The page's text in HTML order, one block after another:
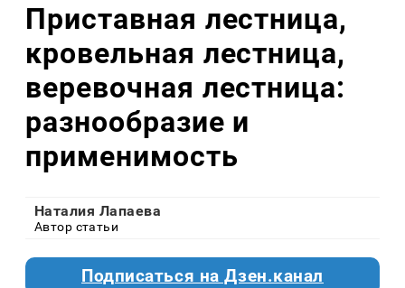
Приставная лестница,
кровельная лестница,
веревочная лестница:
разнообразие и
применимость
Наталия Лапаева
Автор статьи
Подписаться на Дзен.канал